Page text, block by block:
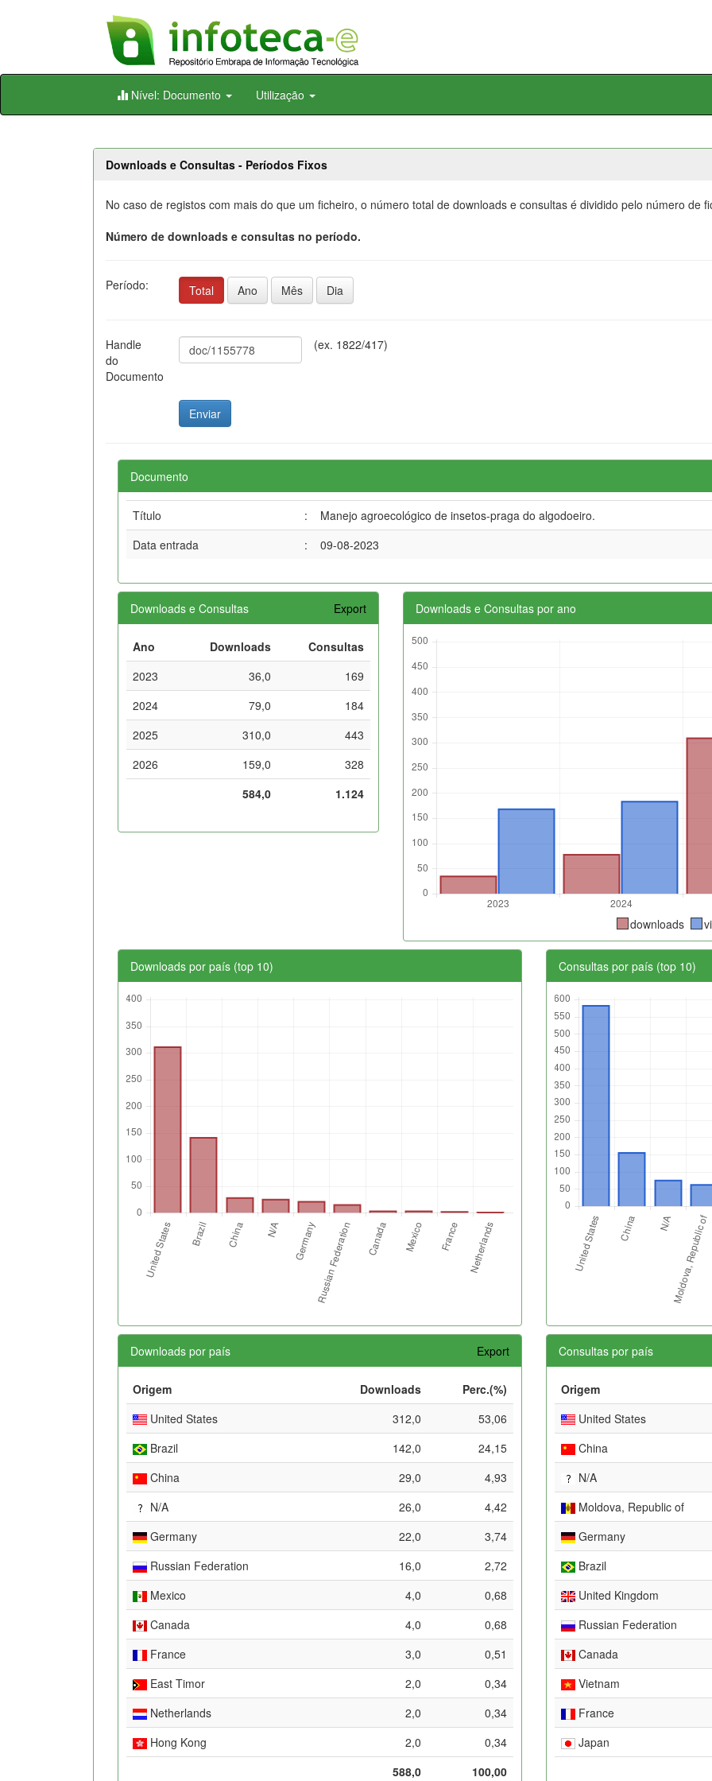
Skip
Nível: Documento Utilização
Downloads e Consultas - Períodos Fixos
No caso de registos com mais do que um ficheiro, o número total de downloads e consultas é dividido pelo número de
Número de downloads e consultas no período.
Período: Total Ano Mês Dia
Handle
do
Documento
(ex. 1822/417)
Documento
Título :
Manejo agroecológico de insetos-praga do algodoeiro.
Data entrada
: 09-08-2023
Downloads e Consultas Export
Ano Downloads
Consultas
2023
36,0
169
2024
79,0
184
2025
310,0
443
2026
159,0
328
584,0
1.124
Downloads e Consultas por ano
downloads
Downloads por país (top 10) Consultas por país (top 10)
Downloads por país Export
Origem Downloads
Perc.(%)
United States
312,0
53,06
Brazil
142,0
24,15
China
29,0
4,93
N/A
26,0
4,42
Germany
22,0
3,74
Russian Federation
16,0
2,72
Mexico
4,0
0,68
Canada
4,0
0,68
France
3,0
0,51
East Timor
2,0
0,34
Netherlands
2,0
0,34
Hong Kong
2,0
0,34
588,0
100,00
Consultas por país
Origem
United States
China
N/A
Moldova, Republic of
Germany
Brazil
United Kingdom
Russian Federation
Canada
Vietnam
France
Japan